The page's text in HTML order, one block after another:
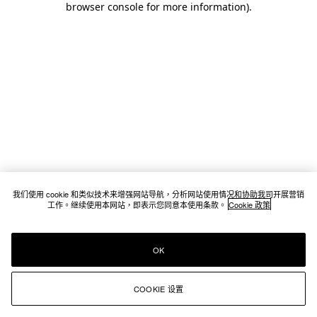
browser console for more information).
我们使用 cookie 和类似技术来增强网站导航，分析网站使用情况和协助我司开展营销
工作。继续使用本网站，即表示您同意本使用条款。 Cookie 政策
COOKIE 设置
OK